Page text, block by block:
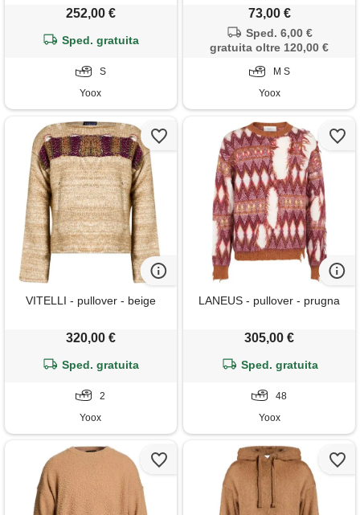
252,00 €
Sped. gratuita
S
Yoox
73,00 €
Sped. 6,00 €
gratuita oltre 120,00 €
M S
Yoox
VITELLI - pullover - beige
320,00 €
Sped. gratuita
2
Yoox
LANEUS - pullover - prugna
305,00 €
Sped. gratuita
48
Yoox